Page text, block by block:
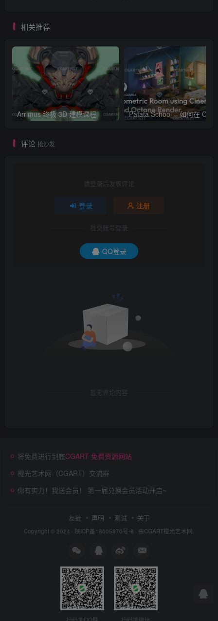
相关推荐
Arrimus 终极 3D 建模课程
评论 抢沙发
请登录后发表评论
登录 注册
社交账号登录
QQ登录
暂无评论内容
将免费进行到底CGART 免费资源网站
橙光艺术网（CGART）交流群
你有实力！我送会员！ 第一届兑换会员活动开启~
友链 声明 测试 关于
Copyright © 2024 · 陕ICP备18005870号-8 · 由CGART橙光艺术网.
扫码加QQ群 扫码加微信